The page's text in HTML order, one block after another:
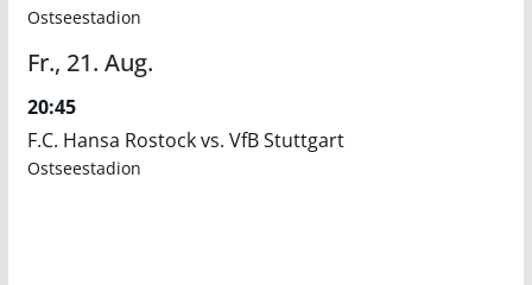
Ostseestadion
Fr., 21. Aug.
20:45
F.C. Hansa Rostock vs. VfB Stuttgart
Ostseestadion